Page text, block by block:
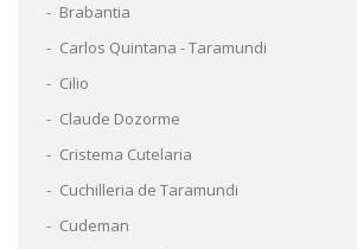
Brabantia
Carlos Quintana - Taramundi
Cilio
Claude Dozorme
Cristema Cutelaria
Cuchilleria de Taramundi
Cudeman